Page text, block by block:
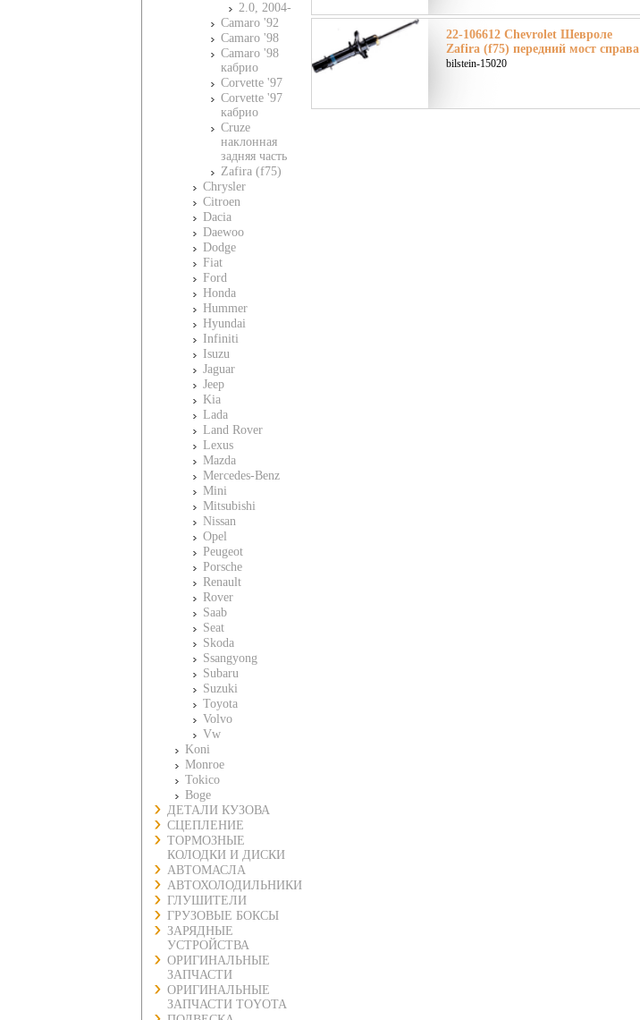
2.0, 2004-
Camaro '92
Camaro '98
Camaro '98
кабрио
Corvette '97
Corvette '97
кабрио
Cruze
наклонная
задняя часть
Zafira (f75)
Chrysler
Citroen
Dacia
Daewoo
Dodge
Fiat
Ford
Honda
Hummer
Hyundai
Infiniti
Isuzu
Jaguar
Jeep
Kia
Lada
Land Rover
Lexus
Mazda
Mercedes-Benz
Mini
Mitsubishi
Nissan
Opel
Peugeot
Porsche
Renault
Rover
Saab
Seat
Skoda
Ssangyong
Subaru
Suzuki
Toyota
Volvo
Vw
Koni
Monroe
Tokico
Boge
ДЕТАЛИ КУЗОВА
СЦЕПЛЕНИЕ
ТОРМОЗНЫЕ
КОЛОДКИ И ДИСКИ
АВТОМАСЛА
АВТОХОЛОДИЛЬНИКИ
ГЛУШИТЕЛИ
ГРУЗОВЫЕ БОКСЫ
ЗАРЯДНЫЕ
УСТРОЙСТВА
ОРИГИНАЛЬНЫЕ
ЗАПЧАСТИ
ОРИГИНАЛЬНЫЕ
ЗАПЧАСТИ TOYOTA
22-106612 Chevrolet Шевроле
Zafira (f75) передний мост справа
bilstein-15020